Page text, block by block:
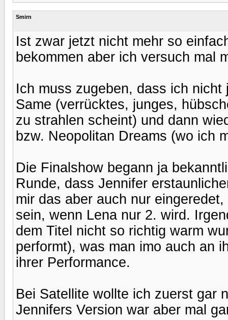
Smirn
Ist zwar jetzt nicht mehr so
bekommen aber ich versuch mal
Ich muss zugeben, dass ich
Same (verrücktes, junges,
zu strahlen scheint) und dann
bzw. Neopolitan Dreams (wo ich
Die Finalshow begann ja
Runde, dass Jennifer
mir das aber auch nur
sein, wenn Lena nur 2. wird.
dem Titel nicht so richtig warm
performt), was man imo auch an
ihrer Performance.
Bei Satellite wollte ich zuerst gar
Jennifers Version war aber mal